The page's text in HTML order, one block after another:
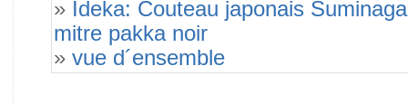
» Ideka: Couteau japonais
mitre pakka noir
» vue d´ensemble